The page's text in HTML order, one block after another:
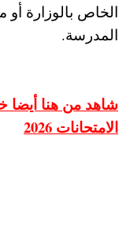
الخاص بالوزارة أو
المدرسة.
شاهد من هنا أيضا
الامتحانات 2026